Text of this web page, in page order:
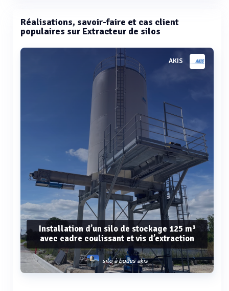
Réalisations, savoir-faire et cas client
populaires sur Extracteur de silos
AKIS
Installation d’un silo de stockage 125 m³
avec cadre coulissant et vis d’extraction
silo à boues akis